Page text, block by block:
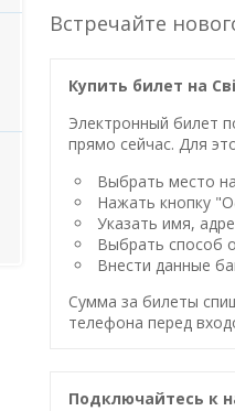
Встречайте
Купить билет на
Электронный билет
прямо сейчас. Для
Выбрать место
Нажать кнопку
Указать имя,
Выбрать способ
Внести данные
Сумма за билеты
телефона перед
Подключайтесь к